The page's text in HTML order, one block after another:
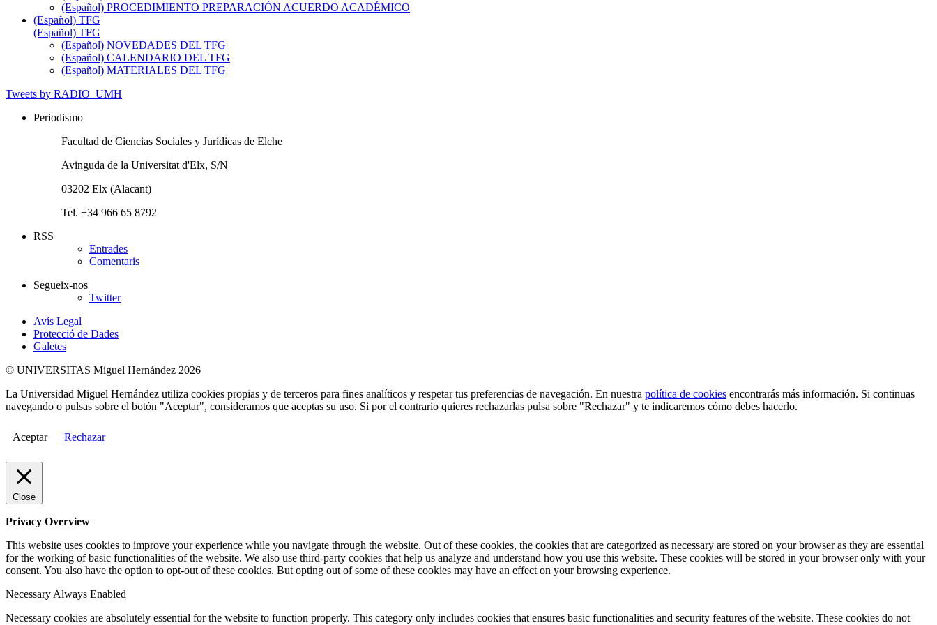
(Español) PROCEDIMIENTO PREPARACIÓN ACUERDO ACADÉMICO
(Español) TFG
(Español) TFG
(Español) NOVEDADES DEL TFG
(Español) CALENDARIO DEL TFG
(Español) MATERIALES DEL TFG
Tweets by RADIO_UMH
Periodismo
Facultad de Ciencias Sociales y Jurídicas de Elche
Avinguda de la Universitat d'Elx, S/N
03202 Elx (Alacant)
Tel. +34 966 65 8792
RSS
Entrades
Comentaris
Segueix-nos
Twitter
Avís Legal
Protecció de Dades
Galetes
© UNIVERSITAS Miguel Hernández 2026
La Universidad Miguel Hernández utiliza cookies propias y de terceros para fines analíticos y respetar tus preferencias de navegación. En nuestra política de cookies encontrarás más información. Si continuas
navegando o pulsas sobre el botón "Aceptar", consideramos que aceptas su uso. Si por el contrario quieres rechazarlas pulsa sobre "Rechazar" y te indicaremos cómo debes hacerlo.
Aceptar Rechazar
Close
Privacy Overview
This website uses cookies to improve your experience while you navigate through the website. Out of these cookies, the cookies that are categorized as necessary are stored on your browser as they are essential
for the working of basic functionalities of the website. We also use third-party cookies that help us analyze and understand how you use this website. These cookies will be stored in your browser only with your
consent. You also have the option to opt-out of these cookies. But opting out of some of these cookies may have an effect on your browsing experience.
Necessary Always Enabled
Necessary cookies are absolutely essential for the website to function properly. This category only includes cookies that ensures basic functionalities and security features of the website. These cookies do not